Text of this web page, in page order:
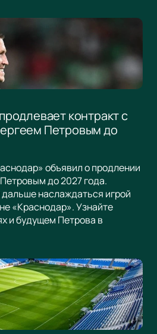
контракт с
Петровым до
объявил о продлении
до 2027 года.
наслаждаться игрой
«Краснодар». Узнайте
и будущем Петрова в